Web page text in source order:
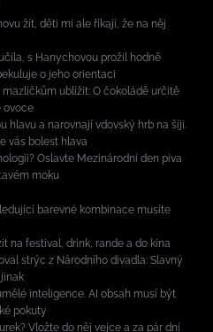
žít, děti mi ale říkají, že na něj
s Hanychovou prožil hodně
o jeho orientaci
ublížit: O čokoládě určitě
ovoce
hlavu a narovnají vdovský hrb na šíji.
vás bolest hlava
Oslavte Mezinárodní den piva
moku
barevné kombinace musíte
na festival, drink, rande a do kina
strýc z Národního divadla: Slavný
inteligence. AI obsah musí být
pokuty
Vložte do něj vejce a za pár dní